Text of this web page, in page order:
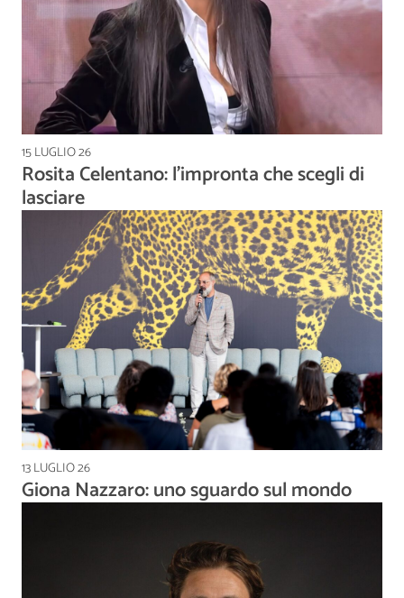
15 LUGLIO 26
Rosita Celentano: l’impronta che scegli di
lasciare
13 LUGLIO 26
Giona Nazzaro: uno sguardo sul mondo